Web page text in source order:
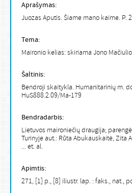
Aprašymas:
Juozas Aputis. Šiame mano kaime. P.
Tema:
Maironio kelias: skiriama Jono
Šaltinis:
Bendroji skaitykla. Humanitarinių m.
HuS888.2.09/Ma-179
Bendradarbis:
Lietuvos maironiečių draugija;
Turinyje aut.: Rūta Abukauskaitė, Zita
... et. al.
Apimtis:
271, [1] p., [8] iliustr. lap. : faks., nat.,